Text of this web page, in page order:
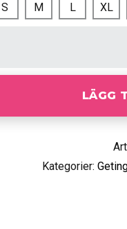
S M L XL
LÄGG
Kategorier: